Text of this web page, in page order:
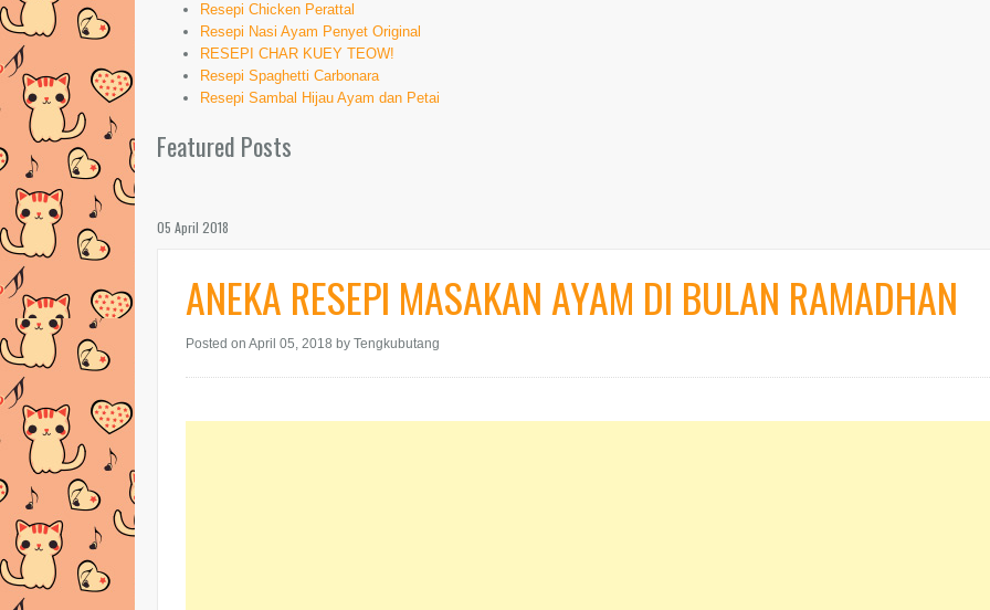
Resepi Chicken Perattal
Resepi Nasi Ayam Penyet Original
RESEPI CHAR KUEY TEOW!
Resepi Spaghetti Carbonara
Resepi Sambal Hijau Ayam dan Petai
Featured Posts
05 April 2018
ANEKA RESEPI MASAKAN AYAM DI BULAN RAMADHAN
Posted on April 05, 2018 by Tengkubutang